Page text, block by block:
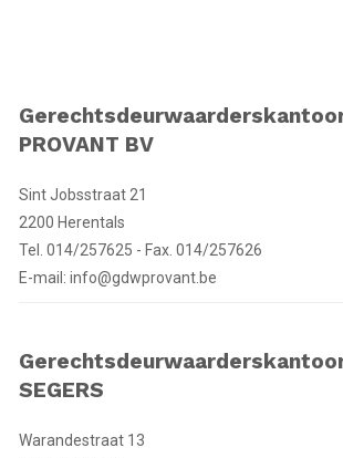
PROVANT BV
Sint Jobsstraat 21
2200 Herentals
Tel. 014/257625 - Fax. 014/257626
E-mail: info@gdwprovant.be
Gerechtsdeurwaarderskantoor
SEGERS
Warandestraat 13